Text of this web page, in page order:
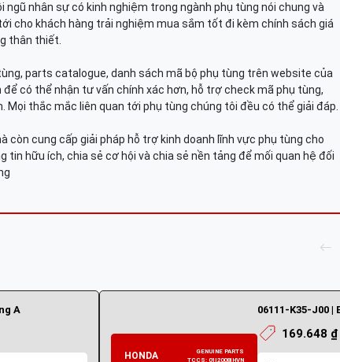
ngũ nhân sự có kinh nghiệm trong ngành phụ tùng nói chung và
cho khách hàng trải nghiệm mua sắm tốt đi kèm chính sách giá
thân thiết.
parts catalogue, danh sách mã bộ phụ tùng trên website của
có thể nhận tư vấn chính xác hơn, hỗ trợ check mã phụ tùng,
Mọi thắc mắc liên quan tới phụ tùng chúng tôi đều có thể giải đáp.
còn cung cấp giải pháp hỗ trợ kinh doanh lĩnh vực phụ tùng cho
hữu ích, chia sẻ cơ hội và chia sẻ nền tảng để mối quan hệ đối
A 06111-K35-J00 |
169.648 ₫